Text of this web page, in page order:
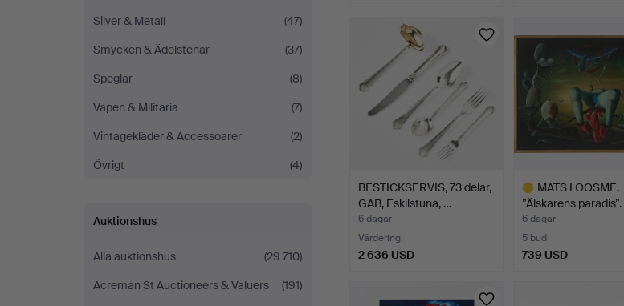
Silver & Metall
(47)
Smycken & Ädelstenar
(37)
Speglar
(8)
Vapen & Militaria
(7)
Vintagekläder & Accessoarer
(2)
Övrigt
(4)
Auktionshus
Alla auktionshus
(29 710)
Acreman St Auctioneers & Valuers
(191)
BESTICKSERVIS, 73 delar,
GAB, Eskilstuna, …
6 dagar
Värdering
2 636 USD
MATS LOOSME.
”Älskarens paradis”.
6 dagar
5 bud
739 USD